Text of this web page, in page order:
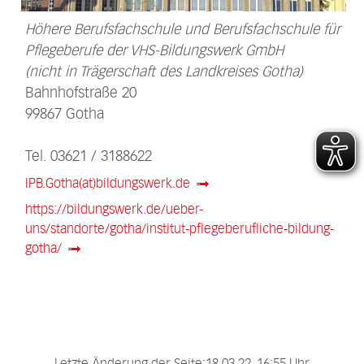
Höhere Berufsfachschule und Berufsfachschule für
Pflegeberufe der VHS-Bildungswerk GmbH
(nicht in Trägerschaft des Landkreises Gotha)
Bahnhofstraße 20
99867 Gotha
Tel. 03621 / 3188622
IPB.Gotha(at)bildungswerk.de
https://bildungswerk.de/ueber-
uns/standorte/gotha/institut-pflegeberufliche-bildung-
gotha/